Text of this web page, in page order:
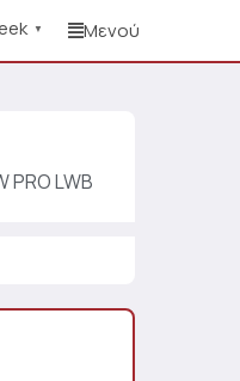
▼ Μενού
PRO LWB